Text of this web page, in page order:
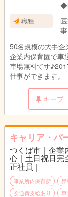
◆
◆
◆
職種
事
50名規模の大手企
企業内保育園で車
車場無料です
仕事ができます。
キープ
キャリア・パ
つくば市｜企業
心｜土日祝日完
正社員｜
事業所内保育所 昇
交通費支給あり
車